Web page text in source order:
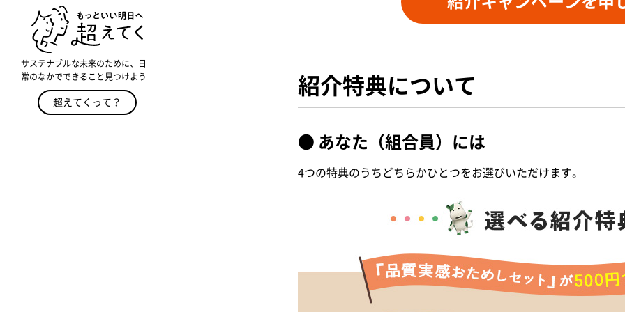
サステナブルな未来のために、日
常のなかでできること見つけよう
超えてくって？
紹介特典について
● あなた（組合員）には
4つの特典のうちどちらかひとつをお選びいただけます。